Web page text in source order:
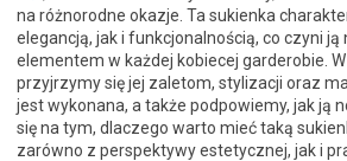
na różnorodne okazje. Ta sukienka
elegancją, jak i funkcjonalnością, co czyni
elementem w każdej kobiecej garderobie.
przyjrzymy się jej zaletom, stylizacji oraz
jest wykonana, a także podpowiemy, jak ją
się na tym, dlaczego warto mieć taką
zarówno z perspektywy estetycznej, jak i